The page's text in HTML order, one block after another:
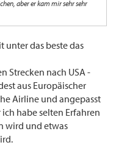
aber er kam mir sehr sehr
unter das beste das
Strecken nach USA -
aus Europäischer
Airline und angepasst
habe selten Erfahren
wird und etwas